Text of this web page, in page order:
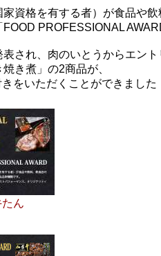
資格を有する者）が食品や
PROFESSIONAL
され、肉のいとうからエント
き煮」の2商品が、
をいただくことができました
ん